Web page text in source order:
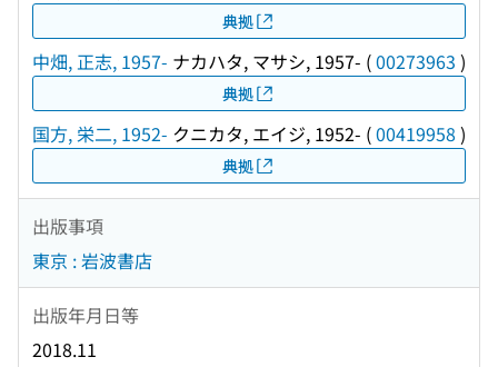
典拠
中畑, 正志, 1957- ナカハタ, マサシ, 1957- (00273963 )
典拠
国方, 栄二, 1952- クニカタ, エイジ, 1952- (00419958 )
典拠
出版事項
東京 : 岩波書店
出版年月日等
2018.11